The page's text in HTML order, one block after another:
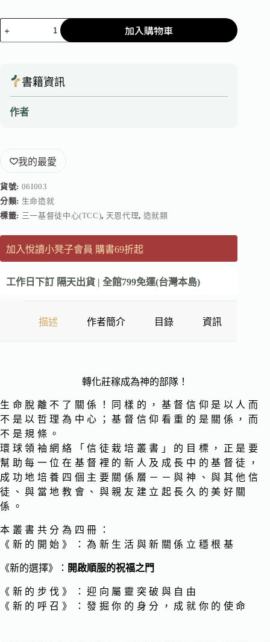
加入購物車
書籍資訊
作者
我的最愛
貨號: 06I003
分類: 生命造就
標籤: 三一基督徒中心(TCC), 天恩代理, 造就類
加入悅讀小凳子會員 購書69折起
工作日下訂 隔天出貨 | 全館799免運(台灣本島)
描述 作者簡介 目錄 資訊
轉化莊稼成為神的部隊！
生命脫離不了關係！同樣的，基督信仰是以人而
不是以哲理為中心；基督信仰看重的是關係，而
不是規條。
環球領袖網絡「信徒栽培叢書」的目標，正是要
幫助每一位在基督裡的新人及成長中的基督徒，
成功地培養四個主要關係層－－與神、與其他信
徒、與當地教會、與親友建立起長久的美好關
係。
本叢書共分為四冊：
《新的開始》：為新生活與新關係立穩根基
《新的選擇》： 開啟順服的祝福之門
《新的步伐》：迎向屬靈突破與自由
《新的呼召》：發掘你的身分，成就你的使命